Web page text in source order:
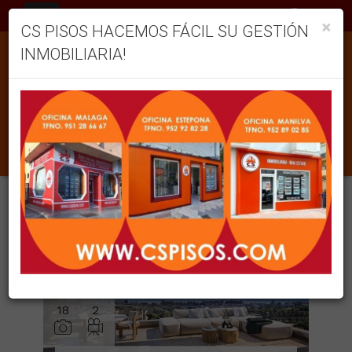
INMUEBLES EN VENTA EN BENAHAVÍS
Filtrar Ordenar
1 inmuebles en total
Mostrar resultados 12
18 2
×
CS PISOS HACEMOS FÁCIL SU GESTIÓN
INMOBILIARIA!